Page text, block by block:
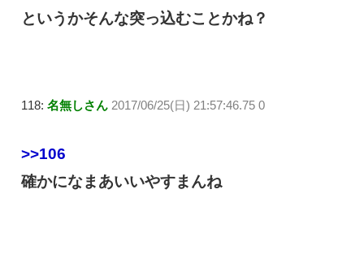
というかそんな突っ込むことかね？
118: 名無しさん 2017/06/25(日) 21:57:46.75 0
>>106
確かになまあいいやすまんね